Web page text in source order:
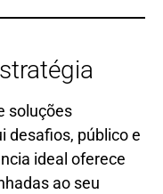
soluções
desafios, público e
ideal oferece
ao seu